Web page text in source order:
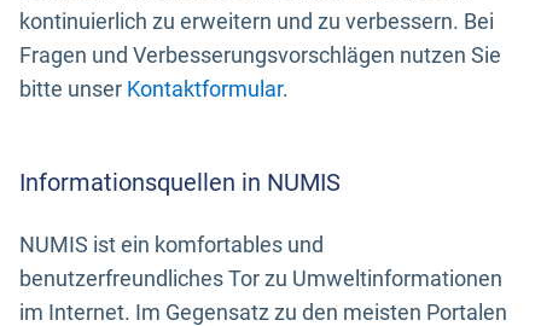
kontinuierlich zu erweitern und zu verbessern. Bei
Fragen und Verbesserungsvorschlägen nutzen Sie
bitte unser Kontaktformular.
Informationsquellen in NUMIS
NUMIS ist ein komfortables und
benutzerfreundliches Tor zu Umweltinformationen
im Internet. Im Gegensatz zu den meisten Portalen